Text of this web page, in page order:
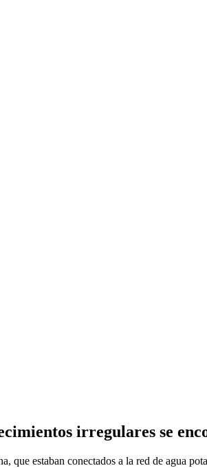
irregulares se
estaban conectados a la red de agua